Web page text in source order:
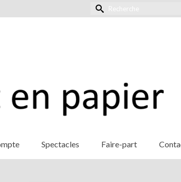
Rechercher :
Spectacles Faire-part